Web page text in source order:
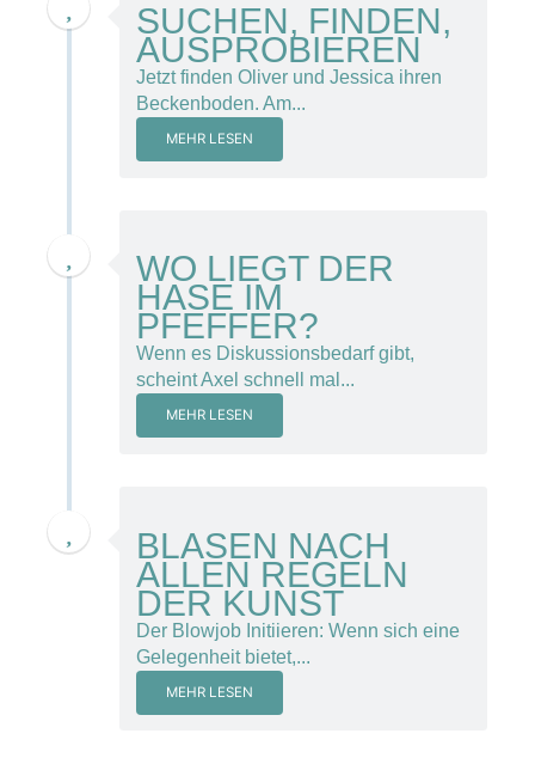
SUCHEN, FINDEN,
AUSPROBIEREN
Jetzt finden Oliver und Jessica ihren
Beckenboden. Am...
MEHR LESEN
WO LIEGT DER
HASE IM
PFEFFER?
Wenn es Diskussionsbedarf gibt,
scheint Axel schnell mal...
MEHR LESEN
BLASEN NACH
ALLEN REGELN
DER KUNST
Der Blowjob Initiieren: Wenn sich eine
Gelegenheit bietet,...
MEHR LESEN